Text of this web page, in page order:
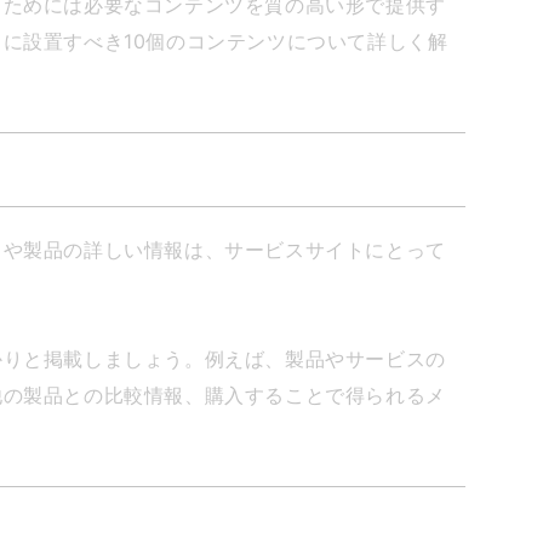
設置すべき10個のコンテンツについて詳しく解
製品の詳しい情報は、サービスサイトにとって
と掲載しましょう。例えば、製品やサービスの
製品との比較情報、購入することで得られるメ